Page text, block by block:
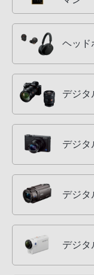
ヘッド
デジタ
デジタ
デジタ
デジタ